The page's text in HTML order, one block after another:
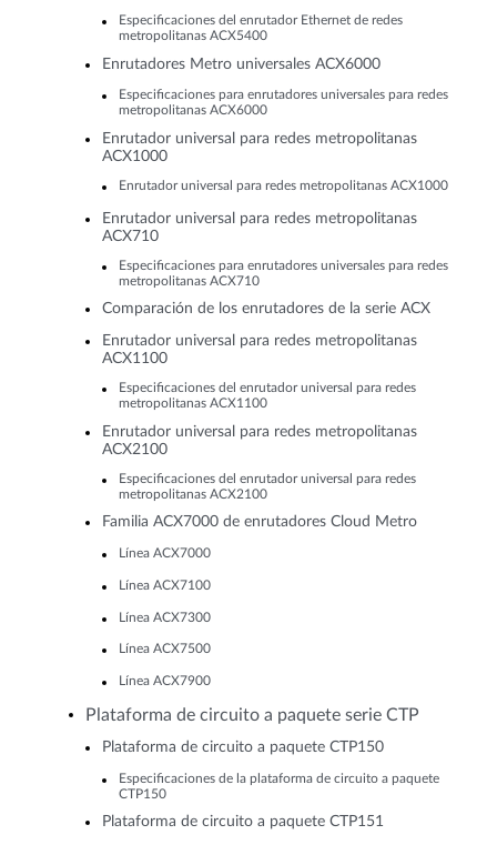
Especificaciones del enrutador Ethernet de redes
metropolitanas ACX5400
Enrutadores Metro universales ACX6000
Especificaciones para enrutadores universales para redes
metropolitanas ACX6000
Enrutador universal para redes metropolitanas
ACX1000
Enrutador universal para redes metropolitanas ACX1000
Enrutador universal para redes metropolitanas
ACX710
Especificaciones para enrutadores universales para redes
metropolitanas ACX710
Comparación de los enrutadores de la serie ACX
Enrutador universal para redes metropolitanas
ACX1100
Especificaciones del enrutador universal para redes
metropolitanas ACX1100
Enrutador universal para redes metropolitanas
ACX2100
Especificaciones del enrutador universal para redes
metropolitanas ACX2100
Familia ACX7000 de enrutadores Cloud Metro
Línea ACX7000
Línea ACX7100
Línea ACX7300
Línea ACX7500
Línea ACX7900
Plataforma de circuito a paquete serie CTP
Plataforma de circuito a paquete CTP150
Especificaciones de la plataforma de circuito a paquete
CTP150
Plataforma de circuito a paquete CTP151